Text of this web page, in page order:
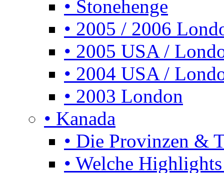
• Stonehenge
• 2005 / 2006
• 2005 USA /
• 2004 USA /
• 2003 London
• Kanada
• Die Provinzen &
• Welche